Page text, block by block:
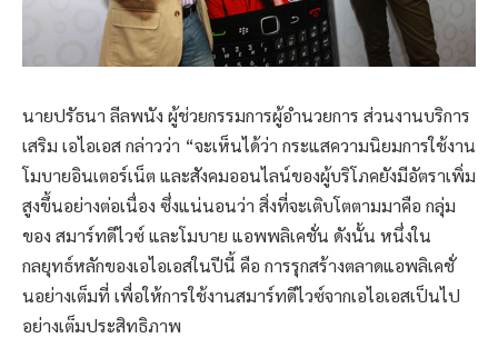
นายปรัธนา ลีลพนัง ผู้ช่วยกรรมการผู้อำนวยการ ส่วนงานบริการ
เสริม เอไอเอส กล่าวว่า “จะเห็นได้ว่า กระแสความนิยมการใช้งาน
โมบายอินเตอร์เน็ต และสังคมออนไลน์ของผู้บริโภคยังมีอัตราเพิ่ม
สูงขึ้นอย่างต่อเนื่อง ซึ่งแน่นอนว่า สิ่งที่จะเติบโตตามมาคือ กลุ่ม
ของ สมาร์ทดีไวซ์ และโมบาย แอพพลิเคชั่น ดังนั้น หนึ่งใน
กลยุทธ์หลักของเอไอเอสในปีนี้ คือ การรุกสร้างตลาดแอพลิเคชั่
นอย่างเต็มที่ เพื่อให้การใช้งานสมาร์ทดีไวซ์จากเอไอเอสเป็นไป
อย่างเต็มประสิทธิภาพ